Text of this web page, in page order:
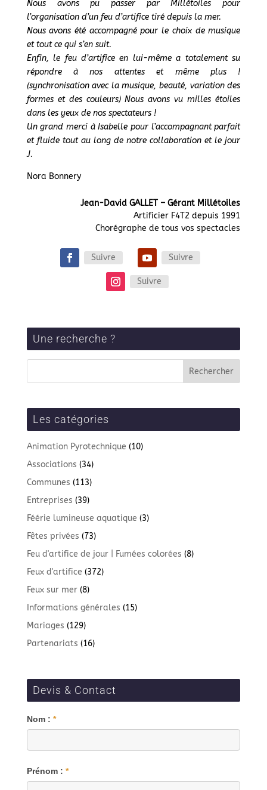
Nous avons pu passer par Millétoiles pour
l’organisation d’un feu d’artifice tiré depuis la mer.
Nous avons été accompagné pour le choix de musique
et tout ce qui s’en suit.
Enfin, le feu d’artifice en lui-même a totalement su
répondre à nos attentes et même plus !
(synchronisation avec la musique, beauté, variation des
formes et des couleurs) Nous avons vu milles étoiles
dans les yeux de nos spectateurs !
Un grand merci à Isabelle pour l’accompagnant parfait
et fluide tout au long de notre collaboration et le jour
J.
Nora Bonnery
Jean-David GALLET – Gérant Millétoiles
Artificier F4T2 depuis 1991
Chorégraphe de tous vos spectacles
Suivre Suivre
Suivre
Une recherche ?
Les catégories
Animation Pyrotechnique (10)
Associations (34)
Communes (113)
Entreprises (39)
Féérie lumineuse aquatique (3)
Fêtes privées (73)
Feu d'artifice de jour | Fumées colorées (8)
Feux d'artifice (372)
Feux sur mer(8)
Informations générales (15)
Mariages (129)
Partenariats (16)
Devis & Contact
Blog
Nom : *
Prénom : *